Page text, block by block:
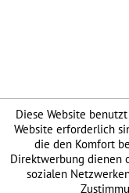
Diese Website
Website erforderlich
die den Komfort
Direktwerbung dienen
sozialen